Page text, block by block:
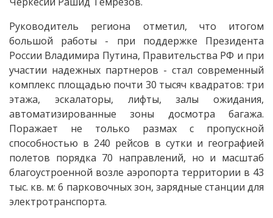
Руководитель региона отметил, что итогом
большой работы - при поддержке Президента
России Владимира Путина, Правительства РФ и при
участии надежных партнеров - стал современный
комплекс площадью почти 30 тысяч квадратов: три
этажа, эскалаторы, лифты, залы ожидания,
автоматизированные зоны досмотра багажа.
Поражает не только размах с пропускной
способностью в 240 рейсов в сутки и географией
полетов порядка 70 направлений, но и масштаб
благоустроенной возле аэропорта территории в 43
тыс. кв. м: 6 парковочных зон, зарядные станции для
электротранспорта.